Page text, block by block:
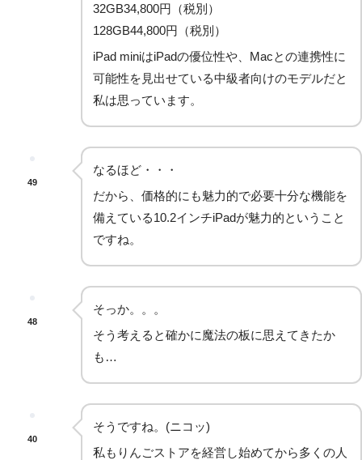
32GB34,800円（税別）
128GB44,800円（税別）
iPad miniはiPadの優位性や、Macとの連携性に
可能性を見出せている中級者向けのモデルだと
私は思っています。
49
なるほど・・・
だから、価格的にも魅力的で必要十分な機能を
備えている10.2インチiPadが魅力的ということ
ですね。
48
そっか。。。
そう考えると確かに魔法の板に思えてきたか
も…
40
そうですね。(ニコッ)
私もりんごストアを経営し始めてから多くの人